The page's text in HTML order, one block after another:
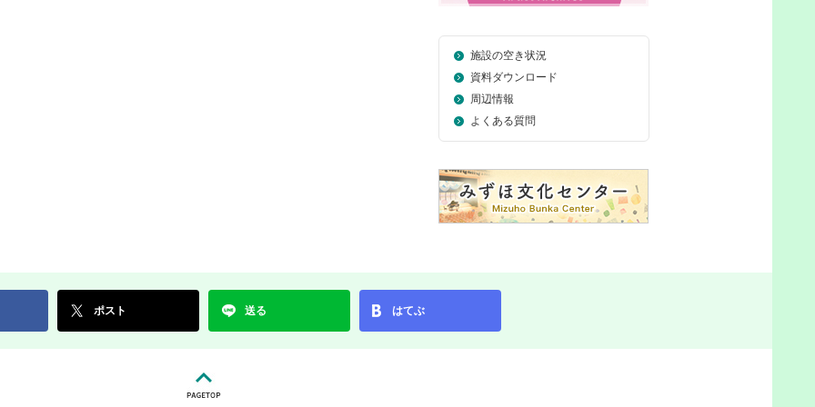
施設の空き状況
資料ダウンロード
周辺情報
よくある質問
ポスト 送る はてぶ